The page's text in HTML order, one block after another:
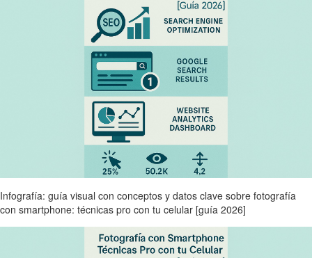
Infografía: guía visual con conceptos y datos clave sobre fotografía
con smartphone: técnicas pro con tu celular [guía 2026]